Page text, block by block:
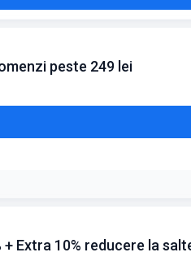
peste 249 lei
minimum 249 lei
+ Extra 10% reducere la